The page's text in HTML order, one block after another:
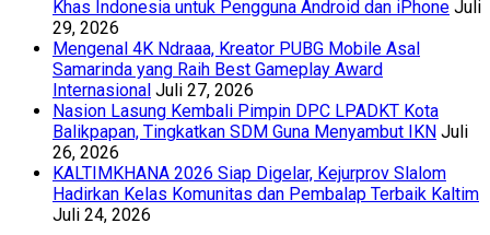
Khas Indonesia untuk Pengguna Android dan iPhone Juli
29, 2026
Mengenal 4K Ndraaa, Kreator PUBG Mobile Asal
Samarinda yang Raih Best Gameplay Award
Internasional Juli 27, 2026
Nasion Lasung Kembali Pimpin DPC LPADKT Kota
Balikpapan, Tingkatkan SDM Guna Menyambut IKN Juli
26, 2026
KALTIMKHANA 2026 Siap Digelar, Kejurprov Slalom
Hadirkan Kelas Komunitas dan Pembalap Terbaik Kaltim
Juli 24, 2026